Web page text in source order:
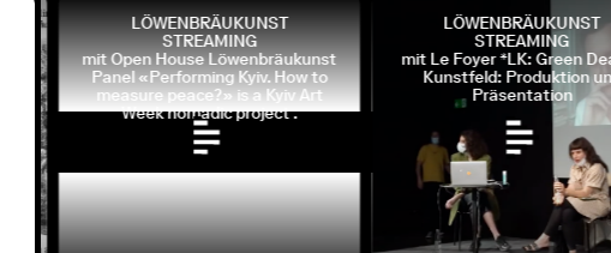
LÖWENBRÄUKUNST
STREAMING
mit Open House Löwenbräukunst
Panel «Performing Kyiv. How to
measure peace?» is a Kyiv Art
Week nomadic project .
LÖWENBRÄUKUNST
STREAMING
mit Le Foyer *LK: Green
Kunstfeld: Produktion und
Präsentation